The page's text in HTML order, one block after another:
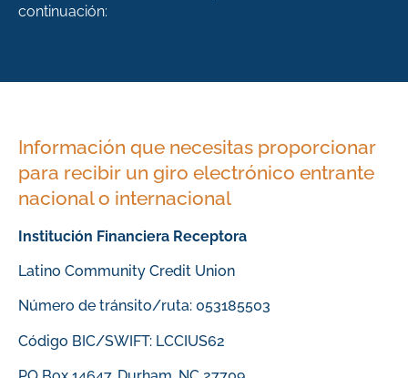
continuación:
Información que necesitas proporcionar
para recibir un giro electrónico entrante
nacional o internacional
Institución Financiera Receptora
Latino Community Credit Union
Número de tránsito/ruta: 053185503
Código BIC/SWIFT: LCCIUS62